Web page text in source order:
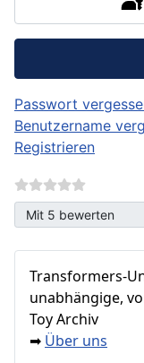
Passwort
Benutzername
Registrieren
Bitte bewerten
unabhängige,
Toy Archiv
➡ Über uns